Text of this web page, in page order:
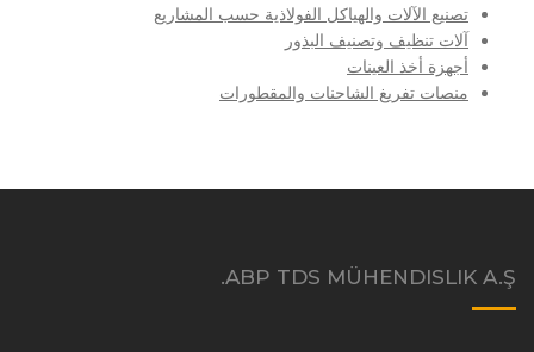
تصنيع الآلات والهياكل الفولاذية حسب المشاريع
آلات تنظيف وتصنيف البذور
أجهزة أخذ العينات
منصات تفريغ الشاحنات والمقطورات
ABP TDS MÜHENDISLIK A.Ş.